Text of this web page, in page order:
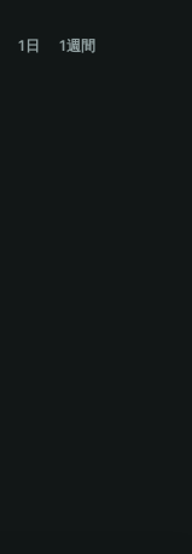
1日 1週間